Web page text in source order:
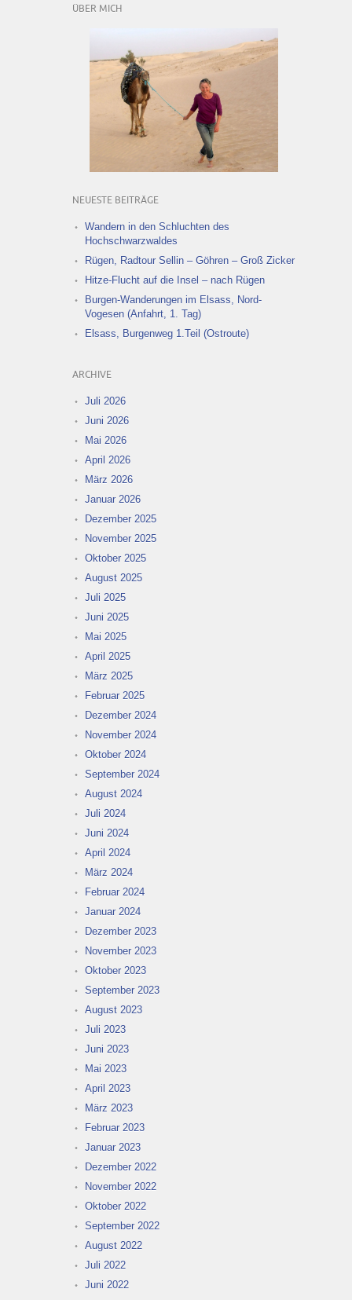
ÜBER MICH
NEUESTE BEITRÄGE
Wandern in den Schluchten des
Hochschwarzwaldes
Rügen, Radtour Sellin – Göhren – Groß Zicker
Hitze-Flucht auf die Insel – nach Rügen
Burgen-Wanderungen im Elsass, Nord-
Vogesen (Anfahrt, 1. Tag)
Elsass, Burgenweg 1.Teil (Ostroute)
ARCHIVE
Juli 2026
Juni 2026
Mai 2026
April 2026
März 2026
Januar 2026
Dezember 2025
November 2025
Oktober 2025
August 2025
Juli 2025
Juni 2025
Mai 2025
April 2025
März 2025
Februar 2025
Dezember 2024
November 2024
Oktober 2024
September 2024
August 2024
Juli 2024
Juni 2024
April 2024
März 2024
Februar 2024
Januar 2024
Dezember 2023
November 2023
Oktober 2023
September 2023
August 2023
Juli 2023
Juni 2023
Mai 2023
April 2023
März 2023
Februar 2023
Januar 2023
Dezember 2022
November 2022
Oktober 2022
September 2022
August 2022
Juli 2022
Juni 2022